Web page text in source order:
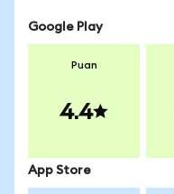
Google Play
Puan
4.4
App Store